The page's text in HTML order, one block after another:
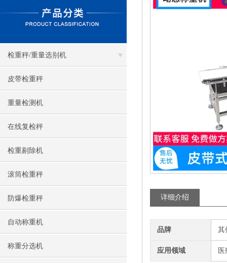
检重秤/重量选别机
皮带检重秤
重量检测机
在线复检秤
检重剔除机
滚筒检重秤
防爆检重秤
自动称重机
称重分选机
详细介绍
品牌 其
应用领域